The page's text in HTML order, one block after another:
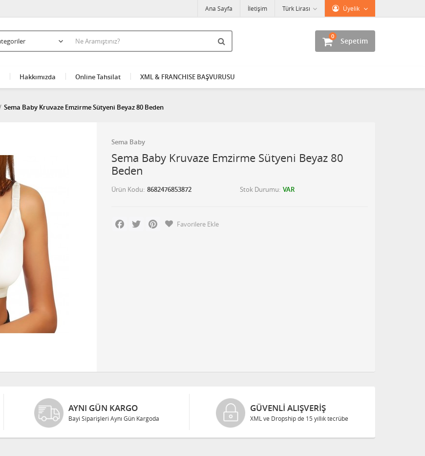
Üyelik
Türk Lirası
Ana Sayfa İletişim
Sepetim
0
Hakkımızda Online Tahsilat XML & FRANCHISE BAŞVURUSU
Sema Baby Kruvaze Emzirme Sütyeni Beyaz 80 Beden
Sema Baby
Sema Baby Kruvaze Emzirme Sütyeni Beyaz 80
Beden
Ürün Kodu 8682476853872 Stok Durumu VAR
Facebook
Twitter PinterestFavorilere Ekle
AYNI GÜN KARGO
Bayi Siparişleri Aynı Gün Kargoda
GÜVENLI ALIŞVERIŞ
XML ve Dropship de 15 yıllık tecrübe